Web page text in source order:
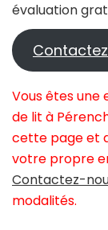
évaluation
Vous êtes
de lit à
cette page et
votre propre
Contactez-
modalités.